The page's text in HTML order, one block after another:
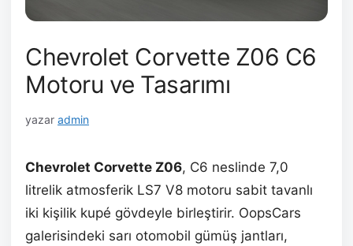
Chevrolet Corvette Z06 C6
Motoru ve Tasarımı
yazar admin
Chevrolet Corvette Z06, C6 neslinde 7,0
litrelik atmosferik LS7 V8 motoru sabit tavanlı
iki kişilik kupé gövdeyle birleştirir. OopsCars
galerisindeki sarı otomobil gümüş jantları,